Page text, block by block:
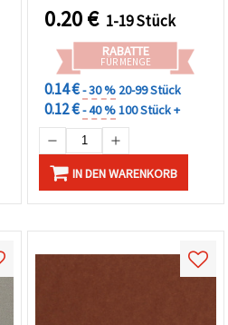
0.20€ 1-19 Stück
RABATTE
FÜR MENGE
0.14 €- 30 % 20-99 Stück
0.12 €- 40 %100 Stück +
IN DEN WARENKORB